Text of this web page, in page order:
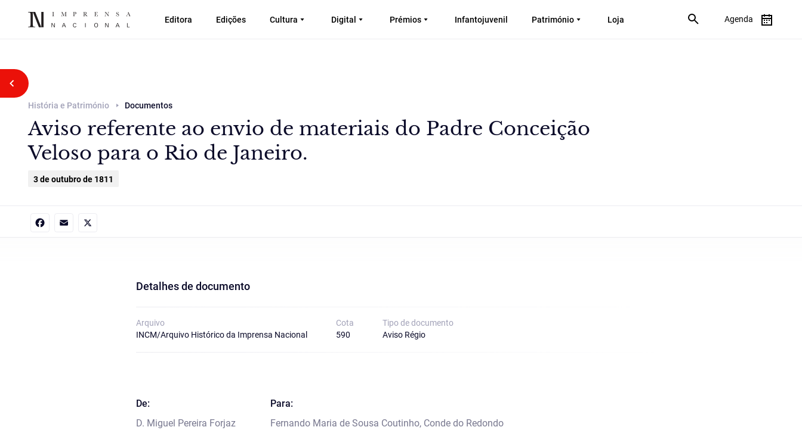
Editora Edições Cultura Digital Prémios Infantojuvenil Património Loja Agenda
Voltar atrás
História e Património Documentos
Aviso referente ao envio de materiais do Padre Conceição
Veloso para o Rio de Janeiro.
3 de outubro de 1811
Detalhes de documento
Arquivo
INCM/Arquivo Histórico da Imprensa Nacional
Cota
590
Tipo de documento
Aviso Régio
De:
D. Miguel Pereira Forjaz
Para:
Fernando Maria de Sousa Coutinho, Conde do Redondo